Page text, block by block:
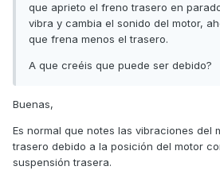
que aprieto el freno trasero en
vibra y cambia el sonido del motor,
que frena menos el trasero.
A que creéis que puede ser debido?
Buenas,
Es normal que notes las vibraciones del
trasero debido a la posición del motor
suspensión trasera.